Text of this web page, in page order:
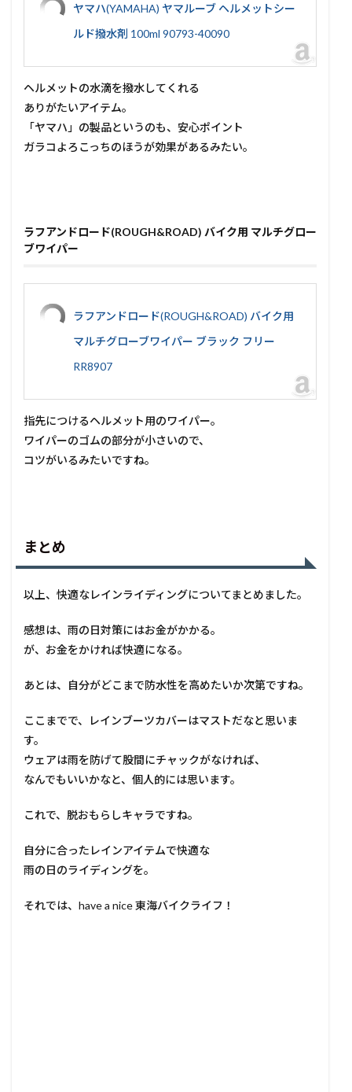
ヤマハ(YAMAHA) ヤマルーブ ヘルメットシー
ルド撥水剤 100ml 90793-40090
ヘルメットの水滴を撥水してくれる
ありがたいアイテム。
「ヤマハ」の製品というのも、安心ポイント
ガラコよろこっちのほうが効果があるみたい。
ラフアンドロード(ROUGH&ROAD) バイク用 マルチグロー
ブワイパー
ラフアンドロード(ROUGH&ROAD) バイク用
マルチグローブワイパー ブラック フリー
RR8907
指先につけるヘルメット用のワイパー。
ワイパーのゴムの部分が小さいので、
コツがいるみたいですね。
まとめ
以上、快適なレインライディングについてまとめました。
感想は、雨の日対策にはお金がかかる。
が、お金をかければ快適になる。
あとは、自分がどこまで防水性を高めたいか次第ですね。
ここまでで、レインブーツカバーはマストだなと思いま
す。
ウェアは雨を防げて股間にチャックがなければ、
なんでもいいかなと、個人的には思います。
これで、脱おもらしキャラですね。
自分に合ったレインアイテムで快適な
雨の日のライディングを。
それでは、have a nice 東海バイクライフ！